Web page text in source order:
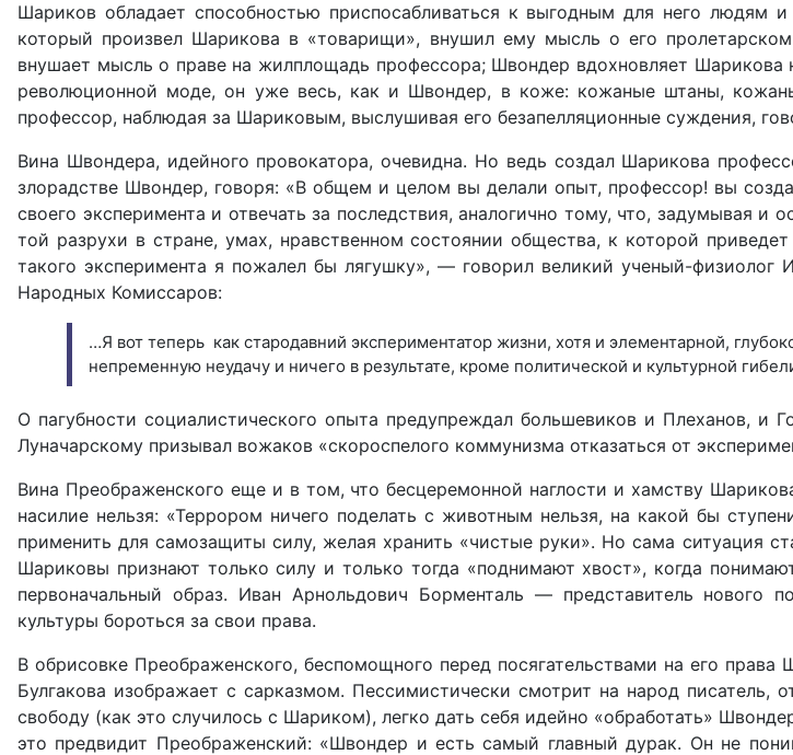
Шари­ков обладает способностью приспосабливаться к выгодным для него людям
который произвел Шарикова в «товарищи», внушил ему мысль о его
внушает мысль о праве на жилплощадь профессора; Швондер вдохновляет
революционной моде, он уже весь, как и Швондер, в коже: кожаные штаны,
профессор, наблюдая за Шариковым, выслушивая его безапелляционные суждения,
Вина Швондера, идейного провокатора, очевидна. Но ведь создал Шарикова
злорадстве Швондер, говоря: «В общем и целом вы делали опыт, профессор! вы
своего эксперимента и отвечать за последствия, аналогично тому, что, задумывая
той разрухи в стране, умах, нравственном состоянии общест­ва, к которой
такого эксперимента я пожалел бы лягушку», — говорил великий ученый-
Народных Комиссаров:
…Я вот теперь как стародавний экспериментатор жизни, хотя и элементарной,
непременную неудачу и ничего в результате, кроме политической и культурной
О пагубности социалистического опыта предупреждал большевиков и Плеханов,
Луначарскому призывал вожаков «скороспелого коммунизма отказаться от
Вина Преображенского еще и в том, что бесцеремонной наглости и хамству
насилие нельзя: «Террором ничего поделать с животным нельзя, на какой бы
применить для самозащиты силу, желая хранить «чистые руки». Но сама ситуация
Ша­риковы признают только силу и только тогда «поднимают хвост», когда
первоначальный образ. Иван Арнольдович Борменталь — представитель нового
культуры бороться за свои права.
В обрисовке Преображенского, беспомощного перед по­сягательствами на его
Булгакова изобра­жает с сарказмом. Пессимистически смотрит на народ писатель,
свободу (как это случилось с Шари­ком), легко дать себя идейно «обработать»
это предвидит Преображенский: «Швондер и есть самый главный дурак. Он не